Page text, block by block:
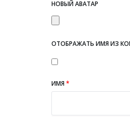
НОВЫЙ АВАТАР
ОТОБРАЖАТЬ ИМЯ ИЗ
ИМЯ*